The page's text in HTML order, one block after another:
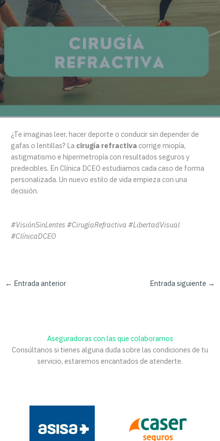
¿Te imaginas leer, hacer deporte o conducir sin depender de
gafas o lentillas? La cirugía refractiva corrige miopía,
astigmatismo e hipermetropía con resultados seguros y
predecibles. En Clínica DCEO estudiamos cada caso de forma
personalizada. Un nuevo estilo de vida empieza con una
decisión.
#VisiónSinLentes #CirugíaRefractiva #LibertadVisual
#ClínicaDCEO
← Entrada anterior Entrada siguiente →
Aseguradoras con las que colaboramos
Consúltanos si tienes alguna duda sobre las condiciones de tu
servicio, estaremos encantados de atenderte.